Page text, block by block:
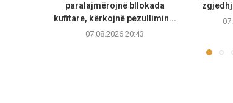
paralajmërojnë bllokada
kufitare, kërkojnë pezullimin...
07.08.2026 20:43